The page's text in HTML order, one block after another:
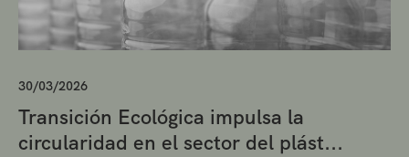
30/03/2026
Transición Ecológica impulsa la
circularidad en el sector del plást...